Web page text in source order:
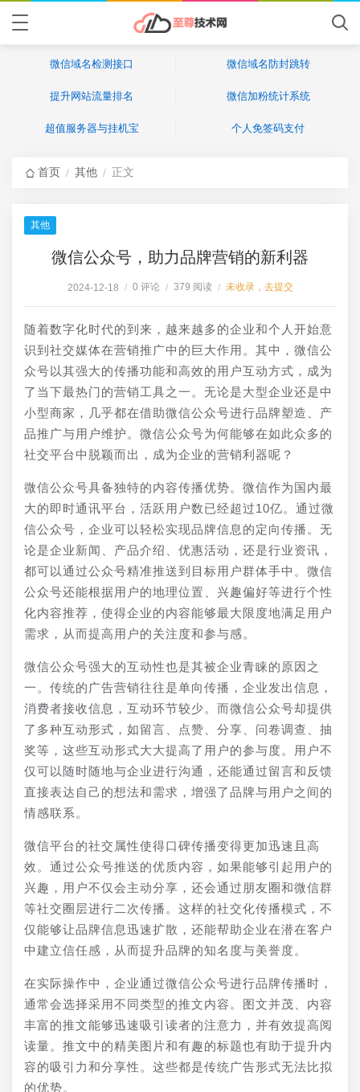
微信域名检测接口 微信域名防封跳转
提升网站流量排名 微信加粉统计系统
超值服务器与挂机宝 个人免签码支付
首页 / 其他 / 正文
其他
微信公众号，助力品牌营销的新利器
2024-12-18 / 0 评论 / 379 阅读 / 未收录，去提交
随着数字化时代的到来，越来越多的企业和个人开始意
识到社交媒体在营销推广中的巨大作用。其中，微信公
众号以其强大的传播功能和高效的用户互动方式，成为
了当下最热门的营销工具之一。无论是大型企业还是中
小型商家，几乎都在借助微信公众号进行品牌塑造、产
品推广与用户维护。微信公众号为何能够在如此众多的
社交平台中脱颖而出，成为企业的营销利器呢？
微信公众号具备独特的内容传播优势。微信作为国内最
大的即时通讯平台，活跃用户数已经超过10亿。通过微
信公众号，企业可以轻松实现品牌信息的定向传播。无
论是企业新闻、产品介绍、优惠活动，还是行业资讯，
都可以通过公众号精准推送到目标用户群体手中。微信
公众号还能根据用户的地理位置、兴趣偏好等进行个性
化内容推荐，使得企业的内容能够最大限度地满足用户
需求，从而提高用户的关注度和参与感。
微信公众号强大的互动性也是其被企业青睐的原因之
一。传统的广告营销往往是单向传播，企业发出信息，
消费者接收信息，互动环节较少。而微信公众号却提供
了多种互动形式，如留言、点赞、分享、问卷调查、抽
奖等，这些互动形式大大提高了用户的参与度。用户不
仅可以随时随地与企业进行沟通，还能通过留言和反馈
直接表达自己的想法和需求，增强了品牌与用户之间的
情感联系。
微信平台的社交属性使得口碑传播变得更加迅速且高
效。通过公众号推送的优质内容，如果能够引起用户的
兴趣，用户不仅会主动分享，还会通过朋友圈和微信群
等社交圈层进行二次传播。这样的社交化传播模式，不
仅能够让品牌信息迅速扩散，还能帮助企业在潜在客户
中建立信任感，从而提升品牌的知名度与美誉度。
在实际操作中，企业通过微信公众号进行品牌传播时，
通常会选择采用不同类型的推文内容。图文并茂、内容
丰富的推文能够迅速吸引读者的注意力，并有效提高阅
读量。推文中的精美图片和有趣的标题也有助于提升内
容的吸引力和分享性。这些都是传统广告形式无法比拟
的优势。